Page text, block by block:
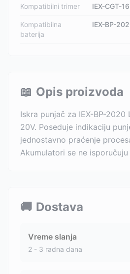
Kompatibilni trimer IEX-CGT-
Kompatibilna
baterija
IEX-BP-
📖 Opis proizvoda
Iskra punjač za IEX-BP-
20V. Poseduje indikaciju
jednostavno praćenje
Akumulatori se ne isporučuju
🚚 Dostava
Vreme slanja
2 - 3 radna dana